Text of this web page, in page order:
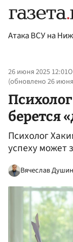
Атака ВСУ на
26 июня 2025 12:01
(обновлено26
берется
Психолог
успеху может
Вячеслав Душин